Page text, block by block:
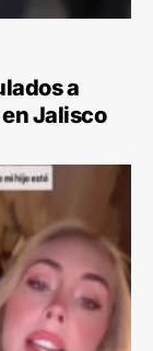
a
Jalisco